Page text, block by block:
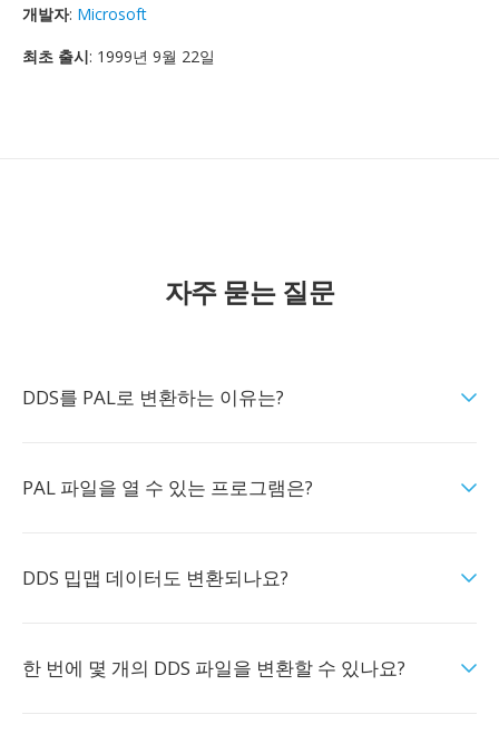
개발자: Microsoft
최초 출시: 1999년 9월 22일
자주 묻는 질문
DDS를 PAL로 변환하는 이유는?
PAL 파일을 열 수 있는 프로그램은?
DDS 밉맵 데이터도 변환되나요?
한 번에 몇 개의 DDS 파일을 변환할 수 있나요?